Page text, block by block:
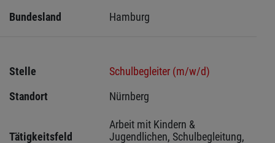
Bundesland Hamburg
Stelle
Schulbegleiter (m/w/d)
Standort
Nürnberg
Tätigkeitsfeld
Arbeit mit Kindern &
Jugendlichen, Schulbegleitung,